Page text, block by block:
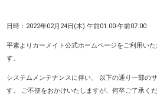
日時：2022年02月24日(木) 午前01:00-午前07:00
平素よりカーメイト公式ホームページをご利用い
す。
システムメンテナンスに伴い、 以下の通り一部の
す。 ご不便をおかけいたしますが、何卒ご了承く